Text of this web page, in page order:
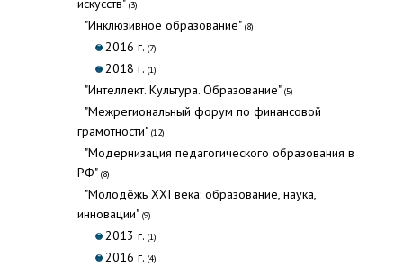
искусств" (3)
"Инклюзивное образование" (8)
2016 г. (7)
2018 г. (1)
"Интеллект. Культура. Образование" (5)
"Межрегиональный форум по финансовой
грамотности" (12)
"Модернизация педагогического образования в
РФ" (8)
"Молодёжь XXI века: образование, наука,
инновации" (9)
2013 г. (1)
2016 г. (4)